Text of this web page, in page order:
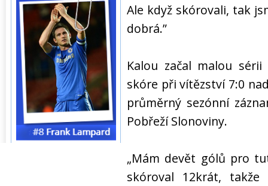
Ale když skórovali, tak
dobrá.”
Kalou začal malou
skóre při vítězství 7:0
průměrný sezónní
Pobřeží Slonoviny.
„Mám devět gólů pro
skóroval 12krát,